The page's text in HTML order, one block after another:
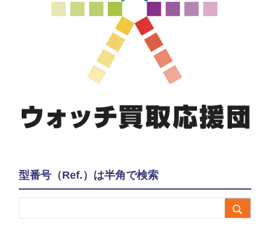
型番号（Ref.）は半角で検索
